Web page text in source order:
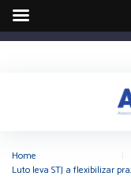
Home
Luto leva STJ a flexibilizar